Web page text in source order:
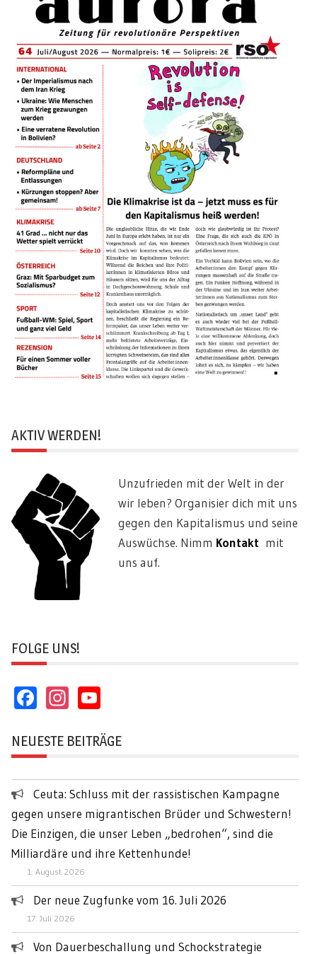
AKTIV WERDEN!
Unzufrieden mit der Welt in der
wir leben? Organisier dich mit uns
gegen den Kapitalismus und seine
Auswüchse. Nimm Kontakt mit
uns auf.
FOLGE UNS!
Facebook
Instagram
NEUESTE BEITRÄGE
Ceuta: Schluss mit der rassistischen Kampagne
gegen unsere migrantischen Brüder und Schwestern!
Die Einzigen, die unser Leben „bedrohen“, sind die
Milliardäre und ihre Kettenhunde!
1. August 2026
Der neue Zugfunke vom 16. Juli 2026
17. Juli 2026
Von Dauerbeschallung und Schockstrategie